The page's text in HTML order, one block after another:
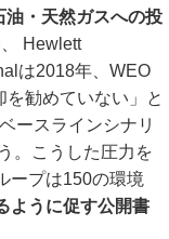
・天然ガスへの投
Hewlett
は2018年、WEO
勧めていない」と
ースラインシナリ
。こうした圧力を
ープは150の環境
ように促す公開書